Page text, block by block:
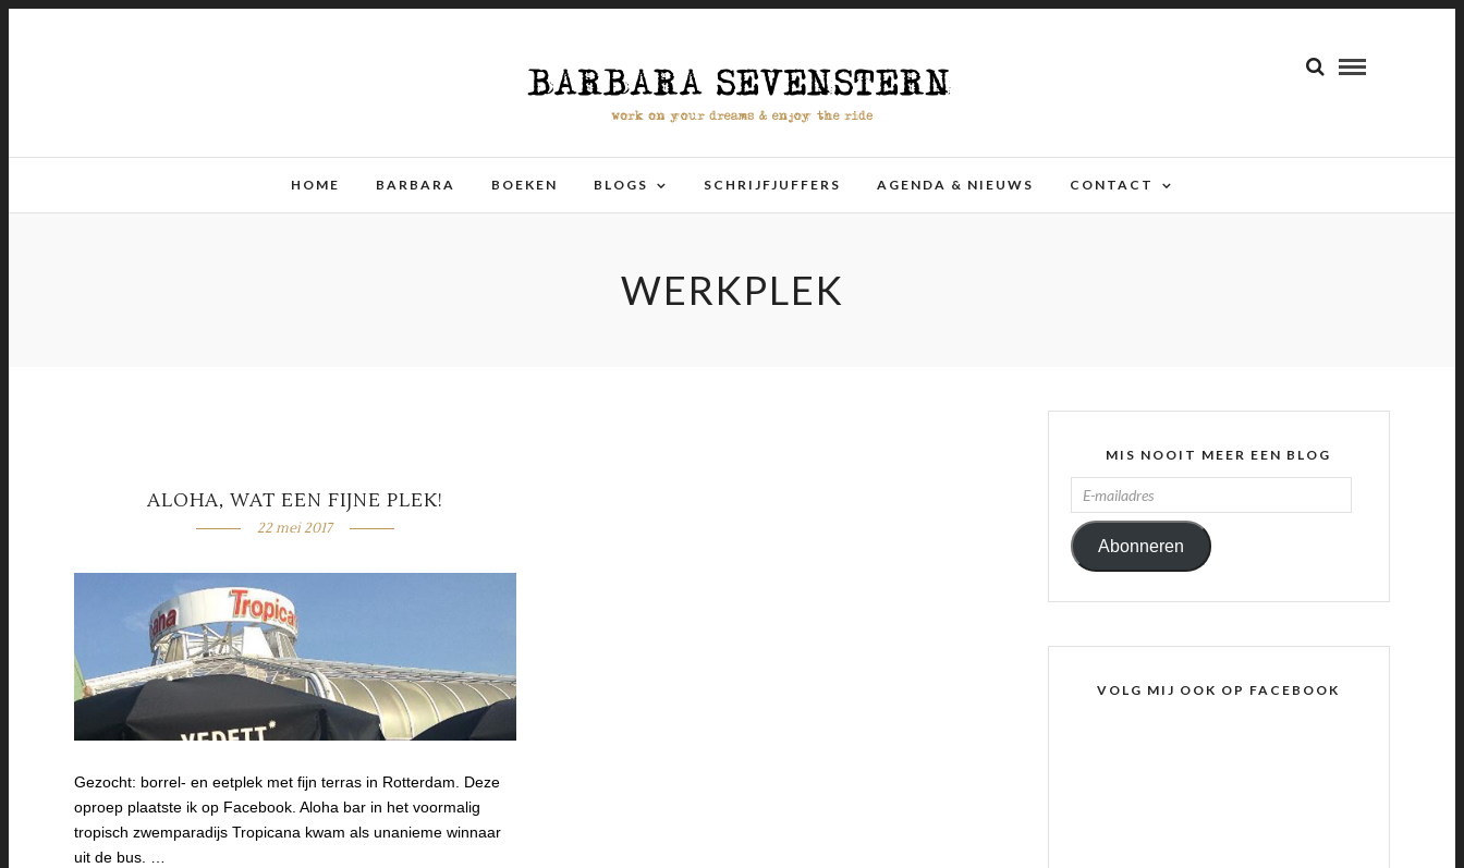
HOME BARBARA BOEKEN BLOGS SCHRIJFJUFFERS AGENDA & NIEUWS CONTACT
WERKPLEK
ALOHA, WAT EEN FIJNE PLEK!
22 mei 2017
Gezocht: borrel- en eetplek met fijn terras in Rotterdam. Deze
oproep plaatste ik op Facebook. Aloha bar in het voormalig
tropisch zwemparadijs Tropicana kwam als unanieme winnaar
uit de bus. …
MIS NOOIT MEER EEN BLOG
MAILADRES
Abonneren
VOLG MIJ OOK OP FACEBOOK